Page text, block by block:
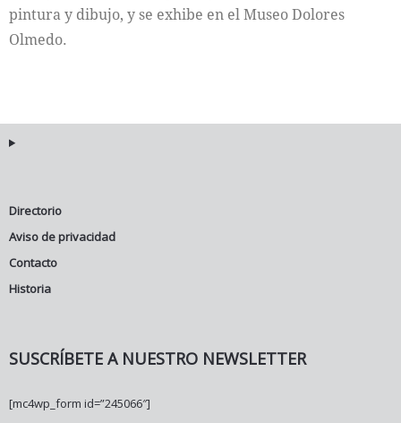
pintura y dibujo, y se exhibe en el Museo Dolores
Olmedo.
Directorio
Aviso de privacidad
Contacto
Historia
SUSCRÍBETE A NUESTRO NEWSLETTER
[mc4wp_form id=”245066″]